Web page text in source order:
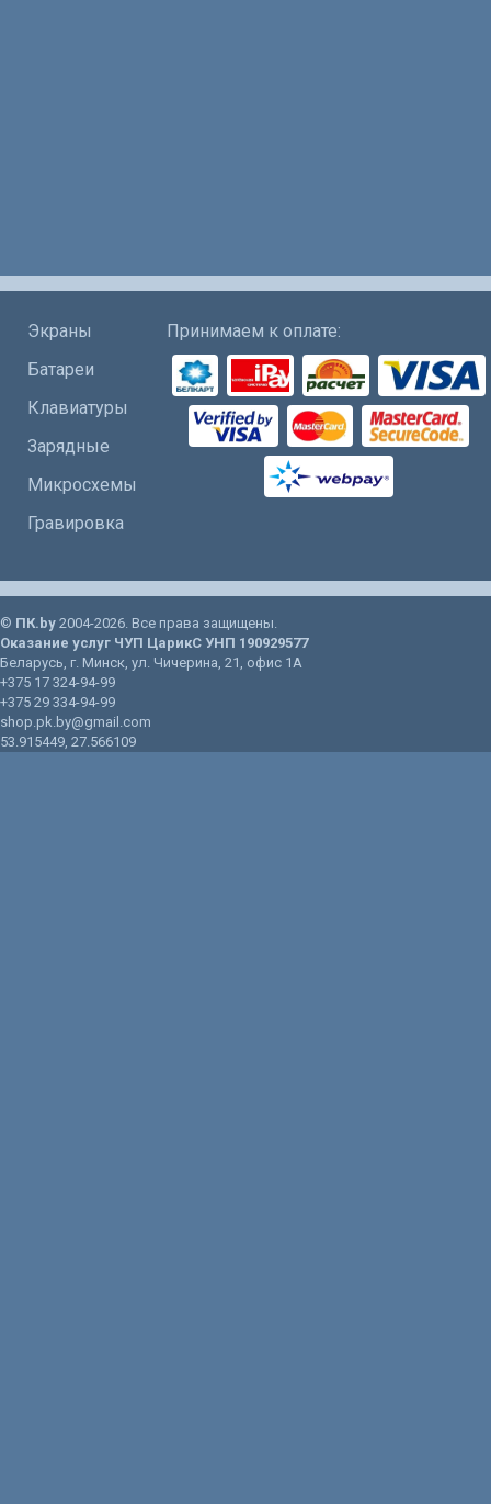
Экраны
Батареи
Клавиатуры
Зарядные
Микросхемы
Гравировка
Принимаем к оплате:
© ПК.by 2004-2026. Все права защищены.
Оказание услуг ЧУП ЦарикС УНП 190929577
Беларусь, г. Минск, ул. Чичерина, 21 , офис 1А
+375 17 324-94-99
+375 29 334-94-99
shop.pk.by@gmail.com
53.915449, 27.566109